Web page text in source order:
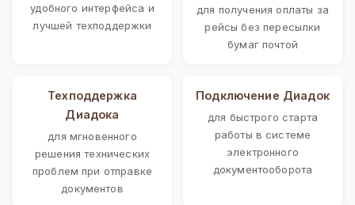
удобного интерфейса и
лучшей техподдержки
для получения оплаты за
рейсы без пересылки
бумаг почтой
Техподдержка
Диадока
для мгновенного
решения технических
проблем при отправке
документов
Подключение Диадок
для быстрого старта
работы в системе
электронного
документооборота